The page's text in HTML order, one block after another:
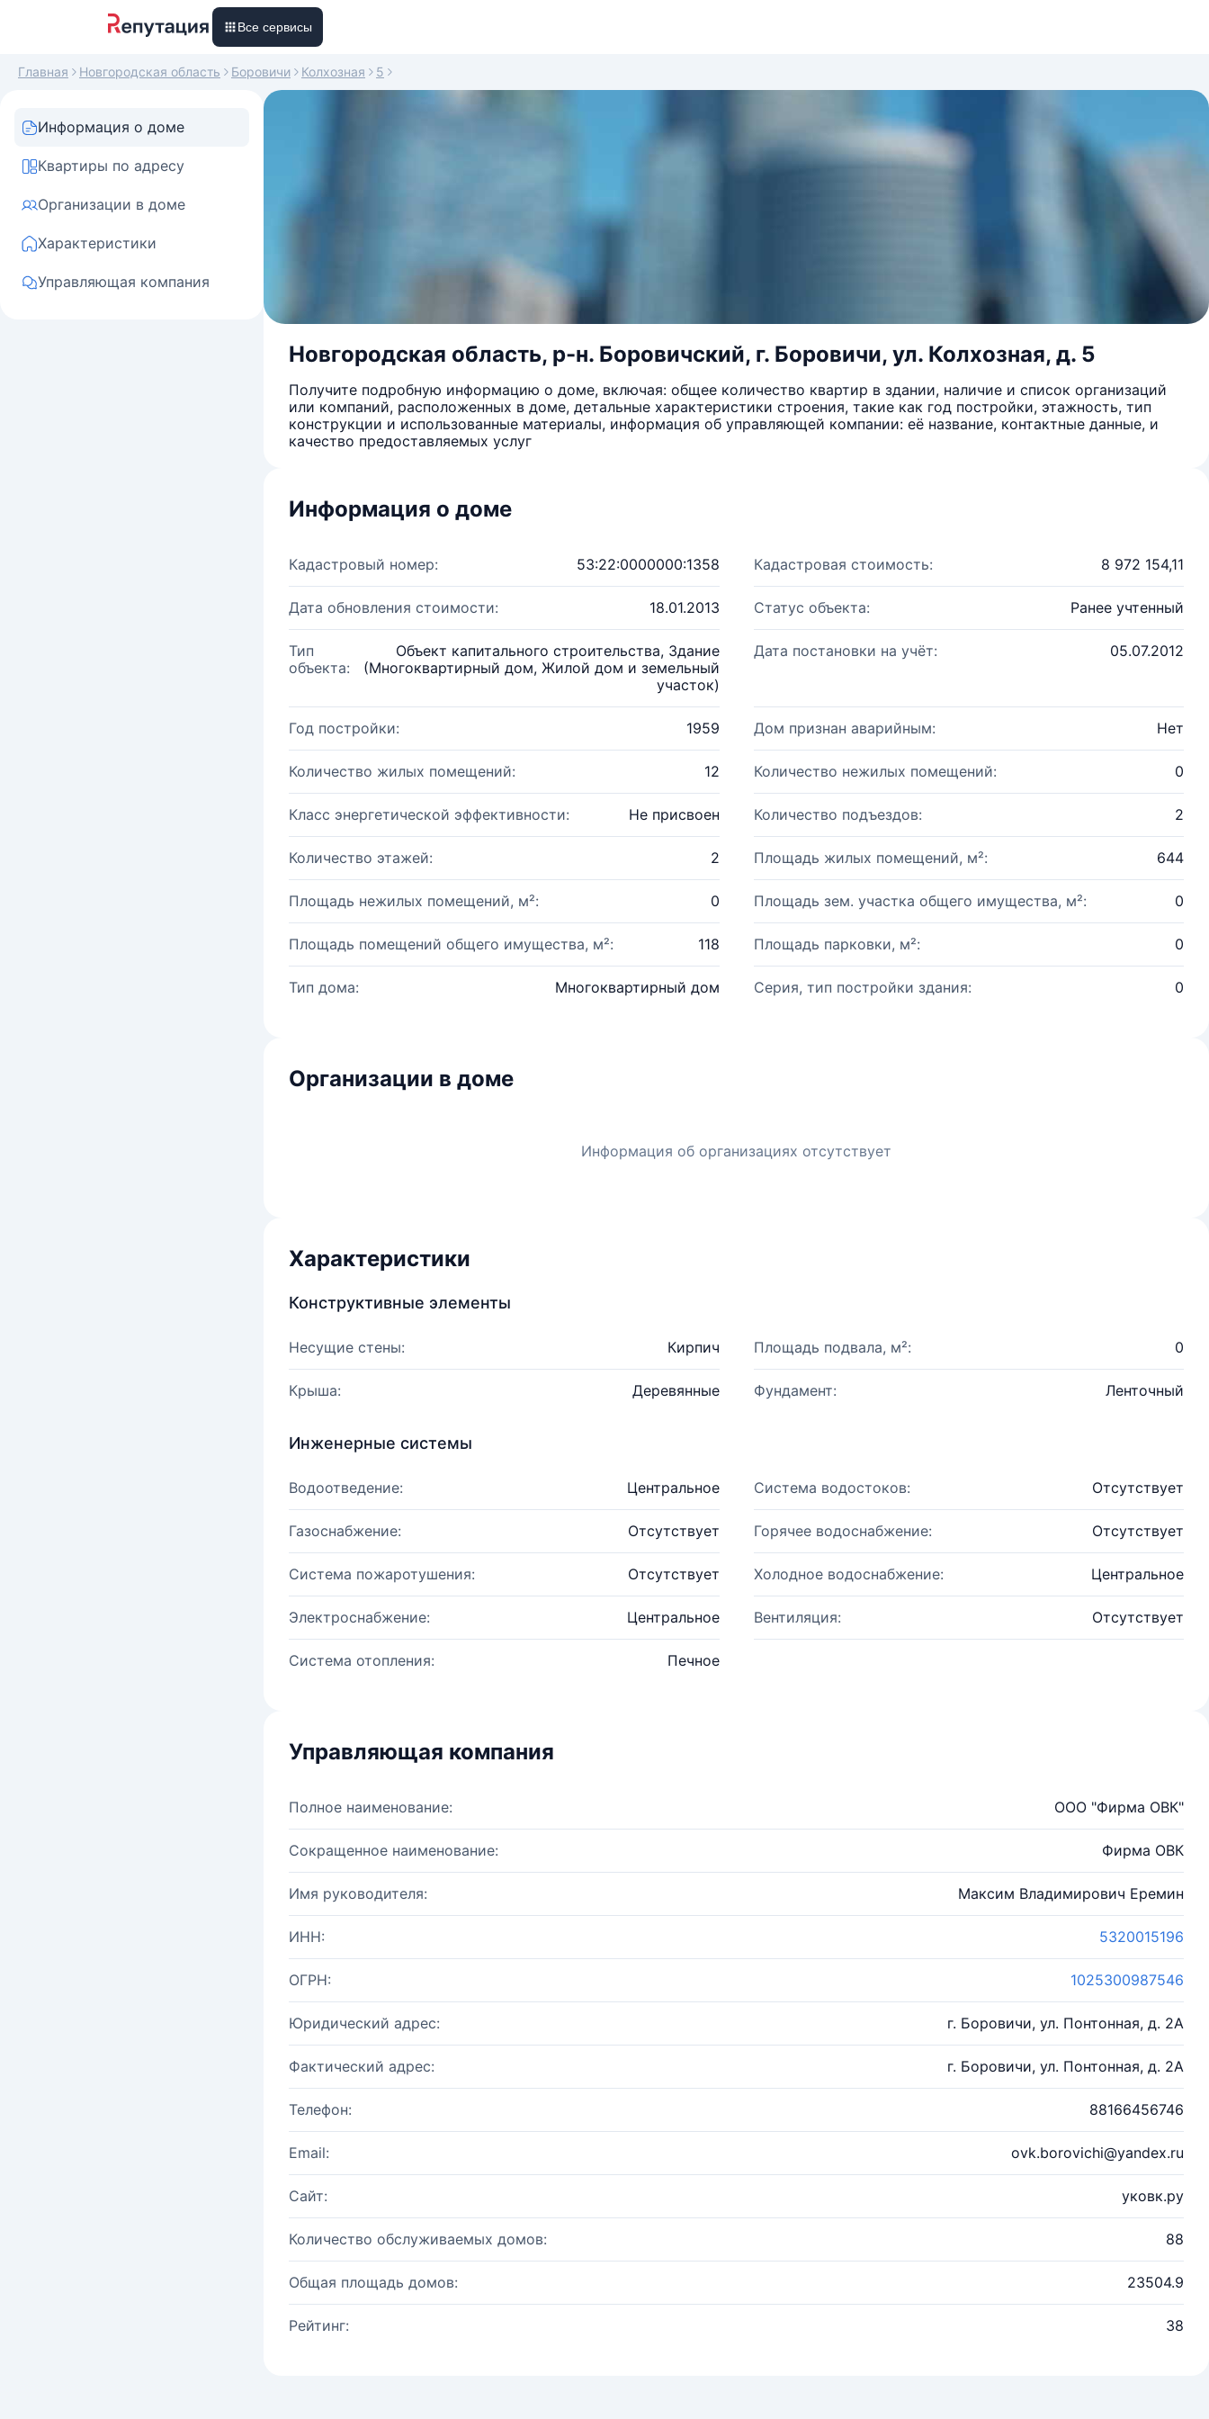
Все сервисы
Главная Новгородская область Боровичи Колхозная 5
Информация о доме
Квартиры по адресу
Организации в доме
Характеристики
Управляющая компания
Новгородская область, р-н. Боровичский, г. Боровичи, ул. Колхозная, д. 5
Получите подробную информацию о доме, включая: общее количество квартир в здании, наличие и список организаций
или компаний, расположенных в доме, детальные характеристики строения, такие как год постройки, этажность, тип
конструкции и использованные материалы, информация об управляющей компании: её название, контактные данные, и
качество предоставляемых услуг
Информация о доме
Кадастровый номер: 53:22:0000000:1358 Кадастровая стоимость: 8 972 154,11
Дата обновления стоимости: 18.01.2013 Статус объекта: Ранее учтенный
Тип
объекта:
Объект капитального строительства, Здание
(Многоквартирный дом, Жилой дом и земельный
участок)
Дата постановки на учёт: 05.07.2012
Год постройки: 1959 Дом признан аварийным: Нет
Количество жилых помещений: 12 Количество нежилых помещений: 0
Класс энергетической эффективности: Не присвоен Количество подъездов: 2
Количество этажей: 2 Площадь жилых помещений, м²: 644
Площадь нежилых помещений, м²: 0 Площадь зем. участка общего имущества, м²: 0
Площадь помещений общего имущества, м²: 118 Площадь парковки, м²: 0
Тип дома: Многоквартирный дом Серия, тип постройки здания: 0
Организации в доме
Информация об организациях отсутствует
Характеристики
Конструктивные элементы
Несущие стены: Кирпич Площадь подвала, м²: 0
Крыша: Деревянные Фундамент: Ленточный
Инженерные системы
Водоотведение: Центральное Система водостоков: Отсутствует
Газоснабжение: Отсутствует Горячее водоснабжение: Отсутствует
Система пожаротушения: Отсутствует Холодное водоснабжение: Центральное
Электроснабжение: Центральное Вентиляция: Отсутствует
Система отопления: Печное
Управляющая компания
Полное наименование: ООО "Фирма ОВК"
Сокращенное наименование: Фирма ОВК
Имя руководителя: Максим Владимирович Еремин
ИНН: 5320015196
ОГРН: 1025300987546
Юридический адрес: г. Боровичи, ул. Понтонная, д. 2А
Фактический адрес: г. Боровичи, ул. Понтонная, д. 2А
Телефон: 88166456746
Email: ovk.borovichi@yandex.ru
Сайт: уковк.ру
Количество обслуживаемых домов: 88
Общая площадь домов: 23504.9
Рейтинг: 38